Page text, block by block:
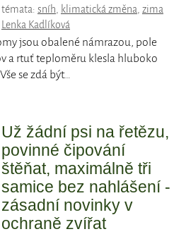
témata: sníh, klimatická změna, zima
Lenka Kadlíková
jsou obalené námrazou, pole
a rtuť teploměru klesla hluboko
se zdá být…
Už žádní psi na řetězu,
povinné čipování
štěňat, maximálně tři
samice bez nahlášení -
zásadní novinky v
ochraně zvířat